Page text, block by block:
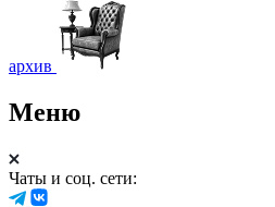
архив
Меню
Чаты и соц. сети: